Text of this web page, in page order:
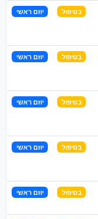
בטיפול יוזם ראשי
בטיפול יוזם ראשי
בטיפול יוזם ראשי
בטיפול יוזם ראשי
בטיפול יוזם ראשי